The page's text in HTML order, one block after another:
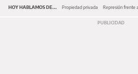
HOY HABLAMOS DE... Propiedad privada Represión frente